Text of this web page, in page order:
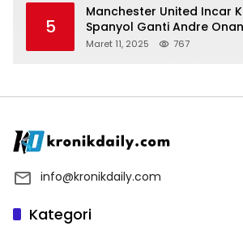
5
Manchester United Incar
Spanyol Ganti Andre
Maret 11, 2025 767
info@kronikdaily.com
Kategori